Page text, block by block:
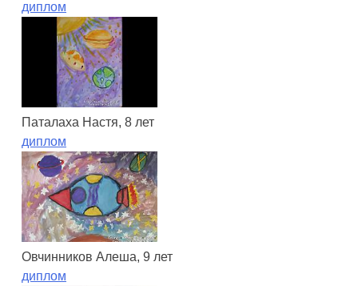
диплом
Паталаха Настя, 8 лет
диплом
Овчинников Алеша, 9 лет
диплом